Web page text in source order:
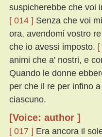
suspicherebbe che voi
[ 014 ] Senza che voi
ora, avendomi vostro
che io avessi imposto.
animi che a' nostri, e
Quando le donne
per che il re per infino
ciascuno.
[Voice: author ]
[ 017 ] Era ancora il